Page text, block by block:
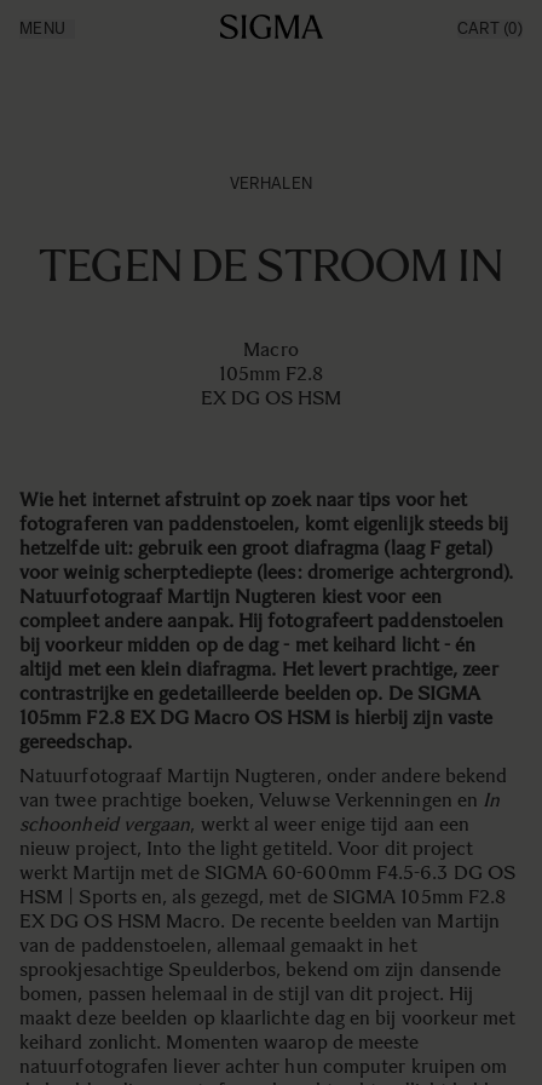
Producten
MENU CART (0)
VERHALEN
TEGEN DE STROOM IN
Macro
105mm F2.8
EX DG OS HSM
Wie het internet afstruint op zoek naar tips voor het
fotograferen van paddenstoelen, komt eigenlijk steeds bij
hetzelfde uit: gebruik een groot diafragma (laag F getal)
voor weinig scherptediepte (lees: dromerige achtergrond).
Natuurfotograaf Martijn Nugteren kiest voor een
compleet andere aanpak. Hij fotografeert paddenstoelen
bij voorkeur midden op de dag - met keihard licht - én
altijd met een klein diafragma. Het levert prachtige, zeer
contrastrijke en gedetailleerde beelden op. De SIGMA
105mm F2.8 EX DG Macro OS HSM is hierbij zijn vaste
gereedschap.
Natuurfotograaf Martijn Nugteren, onder andere bekend
van twee prachtige boeken, Veluwse Verkenningen en In
schoonheid vergaan, werkt al weer enige tijd aan een
nieuw project, Into the light getiteld. Voor dit project
werkt Martijn met de SIGMA 60-600mm F4.5-6.3 DG OS
HSM | Sports en, als gezegd, met de SIGMA 105mm F2.8
EX DG OS HSM Macro. De recente beelden van Martijn
van de paddenstoelen, allemaal gemaakt in het
sprookjesachtige Speulderbos, bekend om zijn dansende
bomen, passen helemaal in de stijl van dit project. Hij
maakt deze beelden op klaarlichte dag en bij voorkeur met
keihard zonlicht. Momenten waarop de meeste
natuurfotografen liever achter hun computer kruipen om